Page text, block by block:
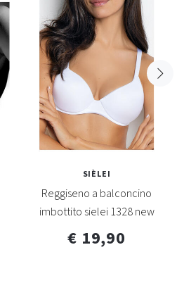
SIÈLEI
Reggiseno a balconcino
imbottito sielei 1328 new
€ 19,90